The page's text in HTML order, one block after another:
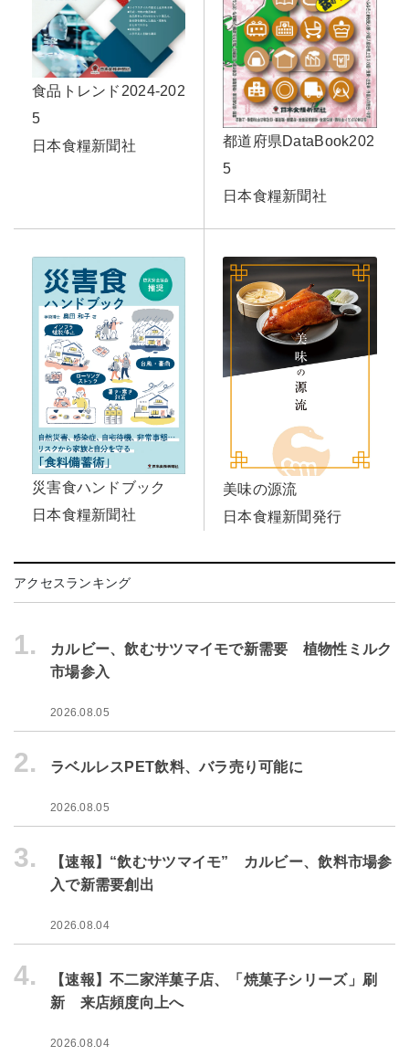
食品トレンド2024-202
5
日本食糧新聞社
都道府県DataBook202
5
日本食糧新聞社
災害食ハンドブック
日本食糧新聞社
美味の源流
日本食糧新聞発行
アクセスランキング
1.
カルビー、飲むサツマイモで新需要 植物性ミルク
市場参入
2026.08.05
2. ラベルレスPET飲料、バラ売り可能に
2026.08.05
3.
【速報】“飲むサツマイモ” カルビー、飲料市場参
入で新需要創出
2026.08.04
4.
【速報】不二家洋菓子店、「焼菓子シリーズ」刷
新 来店頻度向上へ
2026.08.04